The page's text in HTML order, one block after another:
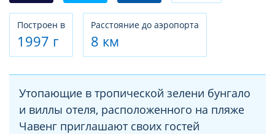
Построен в
1997 г
Расстояние до аэропорта
8 км
Утопающие в тропической зелени бунгало
и виллы отеля, расположенного на пляже
Чавенг приглашают своих гостей